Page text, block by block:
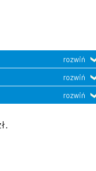
rozwiń
rozwiń
rozwiń